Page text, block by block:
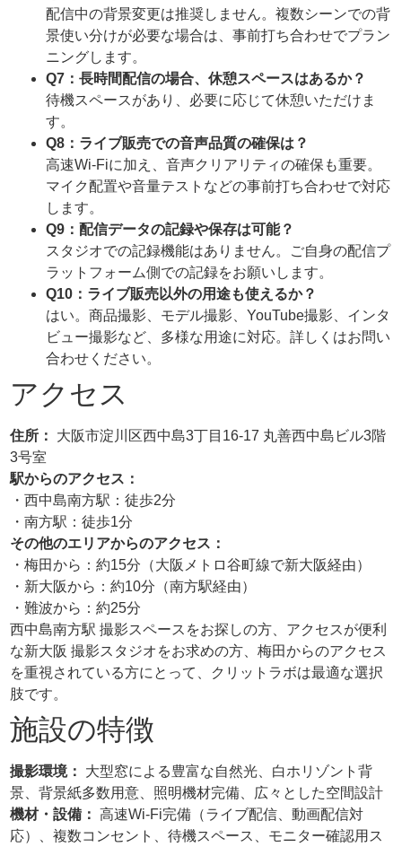
配信中の背景変更は推奨しません。複数シーンでの背
景使い分けが必要な場合は、事前打ち合わせでプラン
ニングします。
Q7：長時間配信の場合、休憩スペースはあるか？
待機スペースがあり、必要に応じて休憩いただけま
す。
Q8：ライブ販売での音声品質の確保は？
高速Wi-Fiに加え、音声クリアリティの確保も重要。
マイク配置や音量テストなどの事前打ち合わせで対応
します。
Q9：配信データの記録や保存は可能？
スタジオでの記録機能はありません。ご自身の配信プ
ラットフォーム側での記録をお願いします。
Q10：ライブ販売以外の用途も使えるか？
はい。商品撮影、モデル撮影、YouTube撮影、インタ
ビュー撮影など、多様な用途に対応。詳しくはお問い
合わせください。
アクセス
住所：
大阪市淀川区西中島3丁目16-17 丸善西中島ビル3階
3号室
駅からのアクセス：
・西中島南方駅：徒歩2分
・南方駅：徒歩1分
その他のエリアからのアクセス：
・梅田から：約15分（大阪メトロ谷町線で新大阪経由）
・新大阪から：約10分（南方駅経由）
・難波から：約25分
西中島南方駅 撮影スペースをお探しの方、アクセスが便利
な新大阪 撮影スタジオをお求めの方、梅田からのアクセス
を重視されている方にとって、クリットラボは最適な選択
肢です。
施設の特徴
撮影環境：
大型窓による豊富な自然光、白ホリゾント背
景、背景紙多数用意、照明機材完備、広々とした空間設計
機材・設備： 高速Wi-Fi完備（ライブ配信、動画配信対
応）、複数コンセント、待機スペース、モニター確認用ス